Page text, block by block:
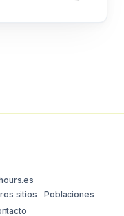
sitios
Poblaciones